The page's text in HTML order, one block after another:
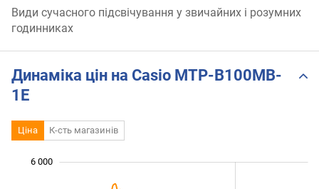
Види сучасного підсвічування у звичайних і розумних
годинниках
Динаміка цін на Casio MTP-B100MB-
1E
Ціна К-сть магазинів
6 000